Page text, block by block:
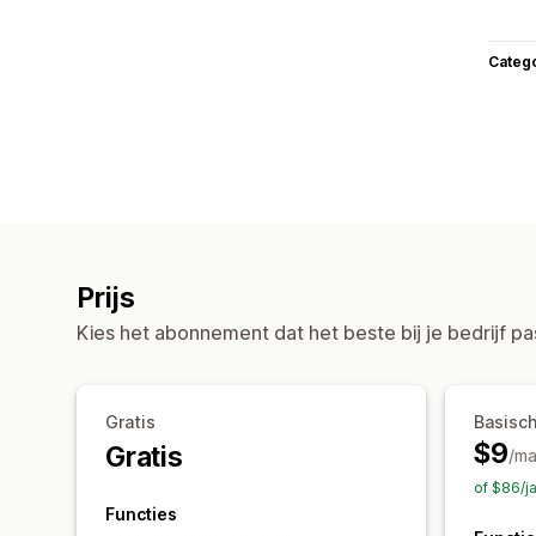
Prijs
Kies het abonnement dat het beste bij je bedrijf
Gratis
Gratis
Functies
Basisch
$9/
of $86/